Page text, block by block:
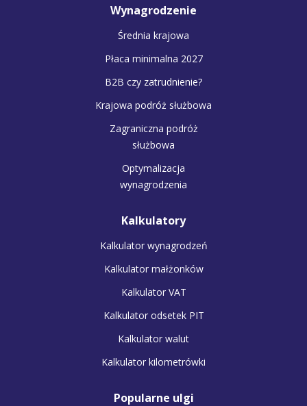
Wynagrodzenie
Średnia krajowa
Płaca minimalna 2027
B2B czy zatrudnienie?
Krajowa podróż służbowa
Zagraniczna podróż
służbowa
Optymalizacja
wynagrodzenia
Kalkulatory
Kalkulator wynagrodzeń
Kalkulator małżonków
Kalkulator VAT
Kalkulator odsetek PIT
Kalkulator walut
Kalkulator kilometrówki
Popularne ulgi